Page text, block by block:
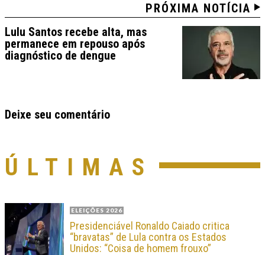
PRÓXIMA NOTÍCIA
Lulu Santos recebe alta, mas
permanece em repouso após
diagnóstico de dengue
Deixe seu comentário
ÚLTIMAS
ELEIÇÕES 2026
Presidenciável Ronaldo Caiado critica
“bravatas” de Lula contra os Estados
Unidos: “Coisa de homem frouxo”